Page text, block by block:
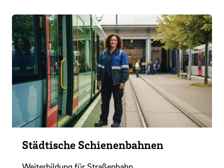
Städtische Schienenbahnen